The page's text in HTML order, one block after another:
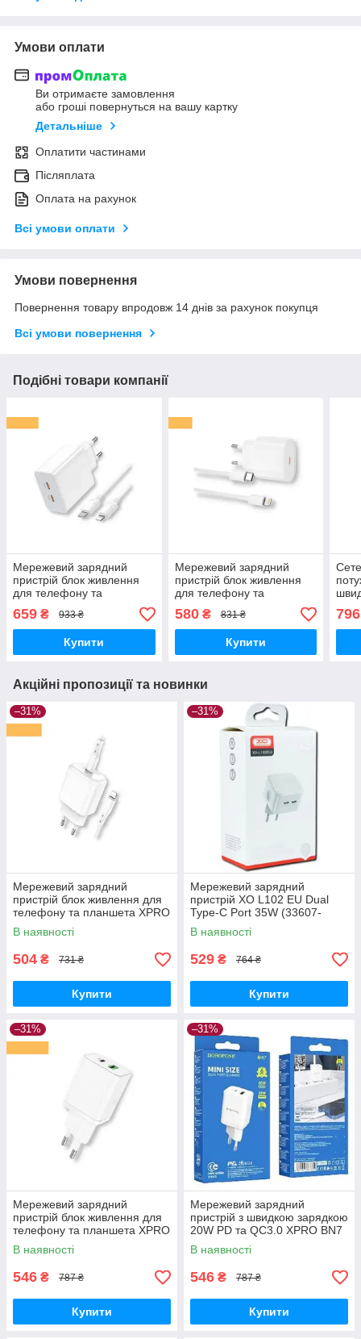
Умови оплати
Ви отримаєте замовлення
або гроші повернуться на вашу картку
Детальніше
Оплатити частинами
Післяплата
Оплата на рахунок
Всі умови оплати
Умови повернення
Повернення товару впродовж 14 днів за рахунок покупця
Всі умови повернення
Подібні товари компанії
Мережевий зарядний
пристрій блок живлення
для телефону та
PD35W+QC3.0 Lightning
білий (33333-01)
659 ₴ 933 ₴
Купити
Мережевий зарядний
пристрій блок живлення
для телефону та
PD20W Type-C to Lightning
білий (21694-01)
580₴ 831 ₴
Купити
796
Акційні пропозиції та новинки
–31%
Мережевий зарядний
пристрій блок живлення для
телефону та планшета XPRO
BN3 PD20W Type-C to
Lightning білий (21644-01)
В наявності
504 ₴ 731 ₴
Купити
–31%
Мережевий зарядний
пристрій XO L102 EU Dual
Type-C Port 35W (33607-
01_321)
В наявності
529 ₴ 764 ₴
Купити
–31%
Мережевий зарядний
пристрій блок живлення для
телефону та планшета XPRO
BN7 PD20W+QC3.0 білий
(33156-01)
В наявності
546 ₴ 787 ₴
Купити
–31%
Мережевий зарядний
пристрій з швидкою зарядкою
20W PD та QC3.0 XPRO BN7
(33156-01_181)
В наявності
546 ₴ 787 ₴
Купити